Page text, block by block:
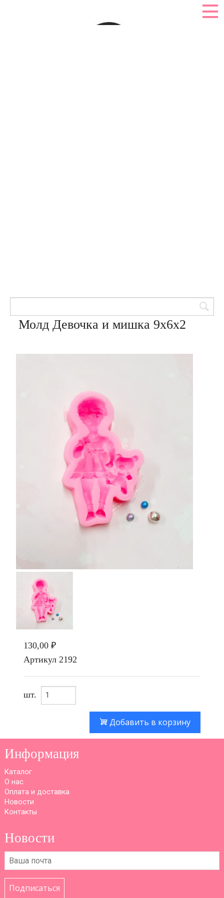
Молд Девочка и мишка 9х6х2
130,00 ₽
Артикул 2192
шт.
Добавить в корзину
Информация
Каталог
О нас
Оплата и доставка
Новости
Контакты
Новости
Подписаться